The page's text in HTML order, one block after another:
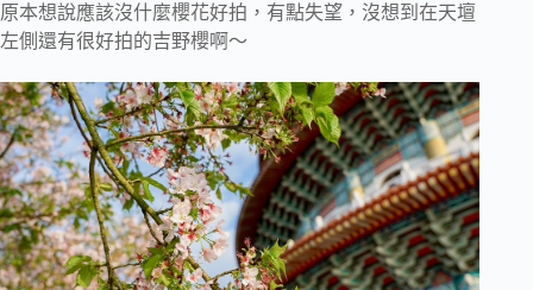
原本想說應該沒什麼櫻花好拍，有點失望，沒想到在天壇
左側還有很好拍的吉野櫻啊～